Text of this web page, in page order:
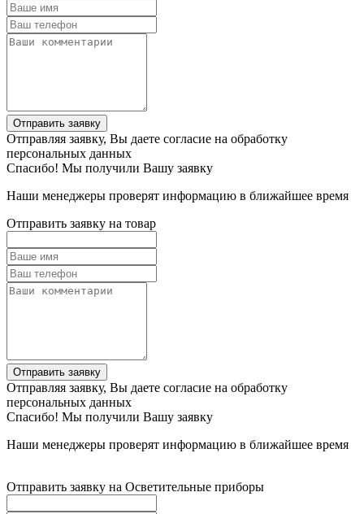
Отправить заявку
Отправляя заявку, Вы даете согласие на обработку
персональных данных
Спасибо! Мы получили Вашу заявку
Наши менеджеры проверят информацию в ближайшее время
Отправить заявку на товар
Отправить заявку
Отправляя заявку, Вы даете согласие на обработку
персональных данных
Спасибо! Мы получили Вашу заявку
Наши менеджеры проверят информацию в ближайшее время
Отправить заявку на Осветительные приборы